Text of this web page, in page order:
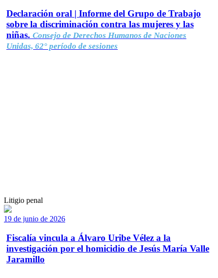
Declaración oral | Informe del Grupo de Trabajo
sobre la discriminación contra las mujeres y las
niñas. Consejo de Derechos Humanos de Naciones
Unidas, 62° período de sesiones
Litigio penal
19 de junio de 2026
Fiscalía vincula a Álvaro Uribe Vélez a la
investigación por el homicidio de Jesús María Valle
Jaramillo